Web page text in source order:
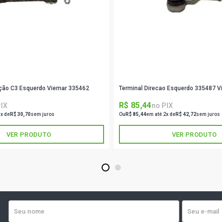
CORSA
CORSA
C3 Esquerdo Viemar 335462
deR$ 30,70sem juros
VER PRODUTO
Terminal Direcao Esquerdo 335487
R$ 85,44no PIX
Ou R$ 85,44em até 2x deR$ 42,72sem juros
VER PRODUTO
1 2